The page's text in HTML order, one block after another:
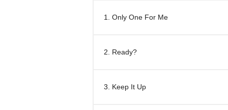
1. Only One For Me
2. Ready?
3. Keep It Up